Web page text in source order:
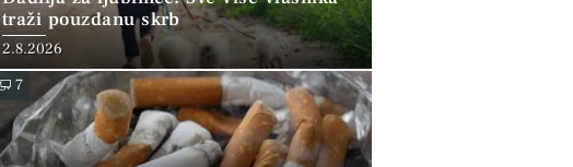
traži pouzdanu skrb
2.8.2026
7